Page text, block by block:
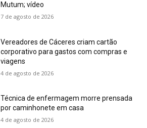
Mutum; vídeo
7 de agosto de 2026
Vereadores de Cáceres criam cartão
corporativo para gastos com compras e
viagens
4 de agosto de 2026
Técnica de enfermagem morre prensada
por caminhonete em casa
4 de agosto de 2026